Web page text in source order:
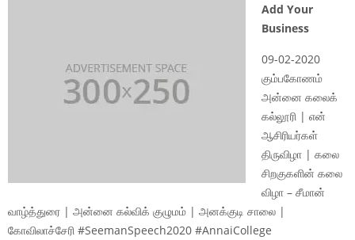
Add Your
Business
09-02-2020
கும்பகோணம்
அன்னை கலைக்
கல்லூரி | என்
ஆசிரியர்கள்
திருவிழா | கலை
சிறகுகளின் கலை
விழா – சீமான்
வாழ்த்துரை | அன்னை கல்விக் குழுமம் | அனக்குடி சாலை |
கோவிலாச்சேரி #SeemanSpeech2020 #AnnaiCollege